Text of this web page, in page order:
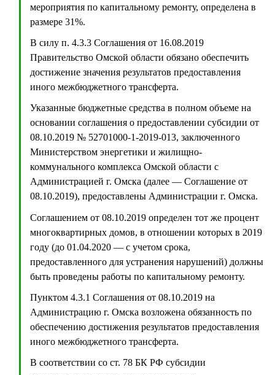
мероприятия по капитальному ремонту, определена в
размере 31%.
В силу п. 4.3.3 Соглашения от 16.08.2019
Правительство Омской области обязано обеспечить
достижение значения результатов предоставления
иного межбюджетного трансферта.
Указанные бюджетные средства в полном объеме на
основании соглашения о предоставлении субсидии от
08.10.2019 № 52701000-1-2019-013, заключенного
Министерством энергетики и жилищно-
коммунального комплекса Омской области с
Администрацией г. Омска (далее — Соглашение от
08.10.2019), предоставлены Администрации г. Омска.
Соглашением от 08.10.2019 определен тот же процент
многоквартирных домов, в отношении которых в 2019
году (до 01.04.2020 — с учетом срока,
предоставленного для устранения нарушений) должны
быть проведены работы по капитальному ремонту.
Пунктом 4.3.1 Соглашения от 08.10.2019 на
Администрацию г. Омска возложена обязанность по
обеспечению достижения результатов предоставления
иного межбюджетного трансферта.
В соответствии со ст. 78 БК РФ субсидии